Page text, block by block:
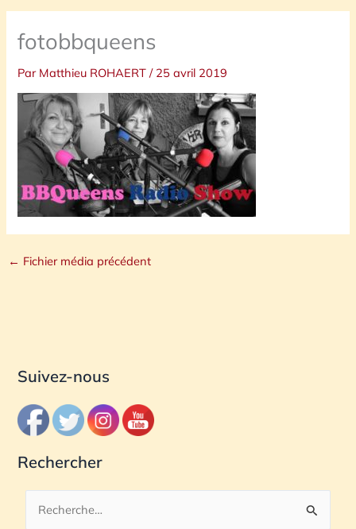
fotobbqueens
Par Matthieu ROHAERT/ 25 avril 2019
← Fichier média précédent
Suivez-nous
Rechercher